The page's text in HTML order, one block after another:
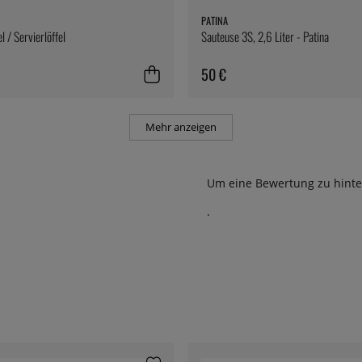
/ Servierlöffel
PATINA
Sauteuse 3S, 2,6 Liter - Patina
50 €
Mehr anzeigen
Um eine Bewertung zu
.